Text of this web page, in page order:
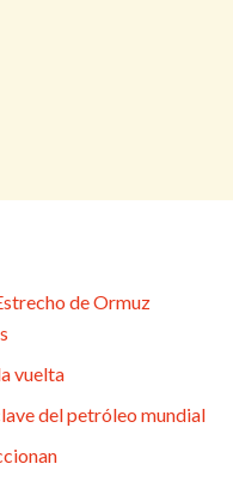
de Ormuz
vuelta
del petróleo mundial